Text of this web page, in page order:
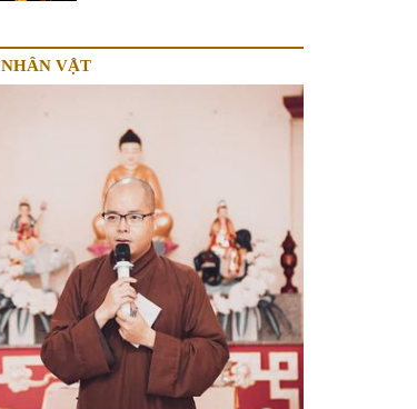
NHÂN VẬT